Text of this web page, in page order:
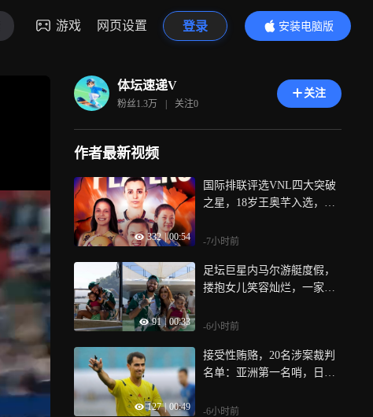
游戏 网页设置 登录
安装电脑版
内容更精彩
体坛速递V
粉丝1.3万 | 关注0
关注
作者最新视频
332 00:54
国际排联评选VNL四大突破
之星，18岁王奥芊入选，黑
-7小时前
91 | 00:33
足坛巨星内马尔游艇度假，
搂抱女儿笑容灿烂，一家三
-6小时前
127 | 00:49
接受性贿赂，20名涉案裁判
名单：亚洲第一名哨，日本2
-6小时前